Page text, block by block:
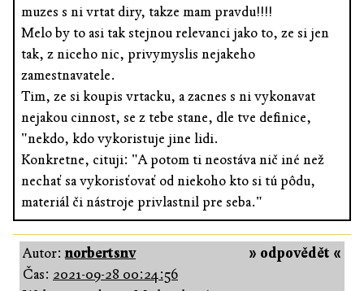
muzes s ni vrtat diry, takze mam pravdu!!!!
Melo by to asi tak stejnou relevanci jako to, ze si jen
tak, z niceho nic, privymyslis nejakeho
zamestnavatele.
Tim, ze si koupis vrtacku, a zacnes s ni vykonavat
nejakou cinnost, se z tebe stane, dle tve definice,
"nekdo, kdo vykoristuje jine lidi.
Konkretne, cituji: "A potom ti neostáva nič iné než
nechať sa vykorisťovať od niekoho kto si tú pôdu,
materiál či nástroje privlastnil pre seba."
» odpovědět «
Autor:norbertsnv
Čas: 2021-09-28 00:24:56